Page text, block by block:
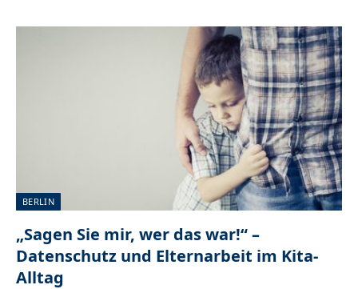
BERLIN
„Sagen Sie mir, wer das war!“ –
Datenschutz und Elternarbeit im Kita-
Alltag